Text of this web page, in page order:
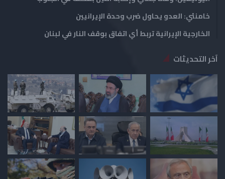
خامنئي: العدو يحاول ضرب وحدة الإيرانيين
الخارجية الإيرانية تربط أي اتفاق بوقف النار في لبنان
آخر التحديثات